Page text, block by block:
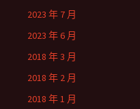
2023 年 7 月
2023 年 6 月
2018 年 3 月
2018 年 2 月
2018 年 1 月